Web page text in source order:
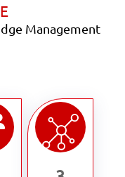
Management